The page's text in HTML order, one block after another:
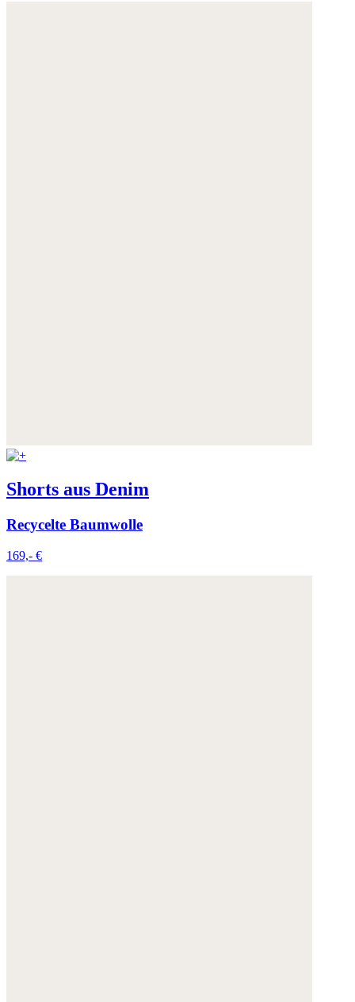
Shorts aus Denim
Recycelte Baumwolle
169,- €